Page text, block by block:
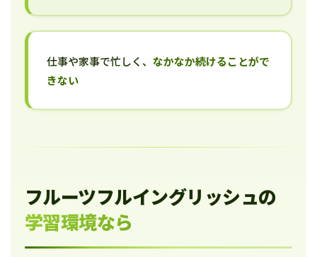
仕事や家事で忙しく、 なかなか続けることがで
きない
フルーツフルイングリッシュの
学習環境なら